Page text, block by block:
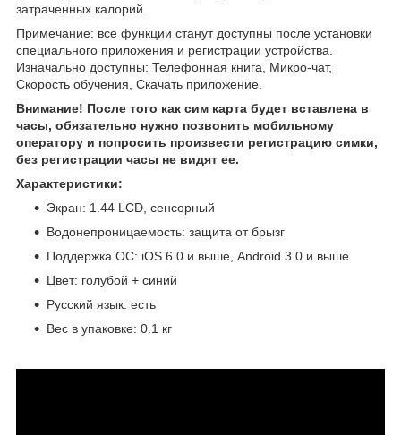
затраченных калорий.
Примечание: все функции станут доступны после установки
специального приложения и регистрации устройства.
Изначально доступны: Телефонная книга, Микро-чат,
Скорость обучения, Скачать приложение.
Внимание! После того как сим карта будет вставлена в
часы, обязательно нужно позвонить мобильному
оператору и попросить произвести регистрацию симки,
без регистрации часы не видят ее.
Характеристики:
Экран: 1.44 LCD, сенсорный
Водонепроницаемость: защита от брызг
Поддержка ОС: iOS 6.0 и выше, Android 3.0 и выше
Цвет: голубой + синий
Русский язык: есть
Вес в упаковке: 0.1 кг